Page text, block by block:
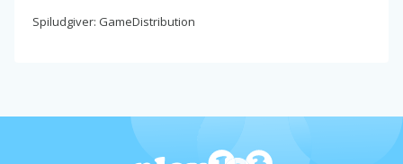
Spiludgiver: GameDistribution